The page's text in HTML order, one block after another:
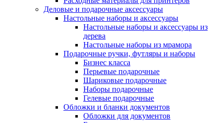
Деловые и подарочные аксессуары
Настольные наборы и аксессуары
Настольные наборы и аксессуары из
дерева
Настольные наборы из мрамора
Подарочные ручки, футляры и наборы
Бизнес класса
Перьевые подарочные
Шариковые подарочные
Наборы подарочные
Гелевые подарочные
Обложки и бланки документов
Обложки для документов